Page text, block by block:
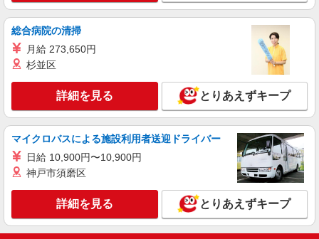
総合病院の清掃
月給 273,650円
杉並区
詳細を見る とりあえずキープ
マイクロバスによる施設利用者送迎ドライバー
日給 10,900円〜10,900円
神戸市須磨区
詳細を見る とりあえずキープ